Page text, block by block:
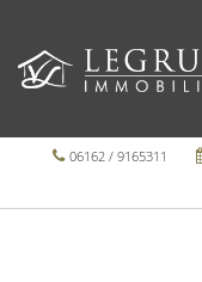
06162 / 9165311